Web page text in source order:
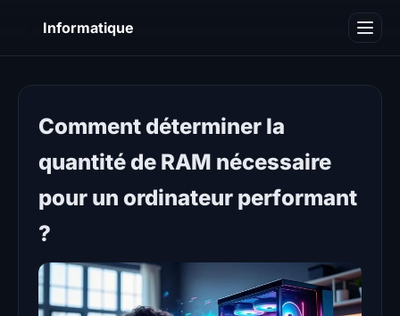
Informatique
Comment déterminer la
quantité de RAM nécessaire
pour un ordinateur performant
?